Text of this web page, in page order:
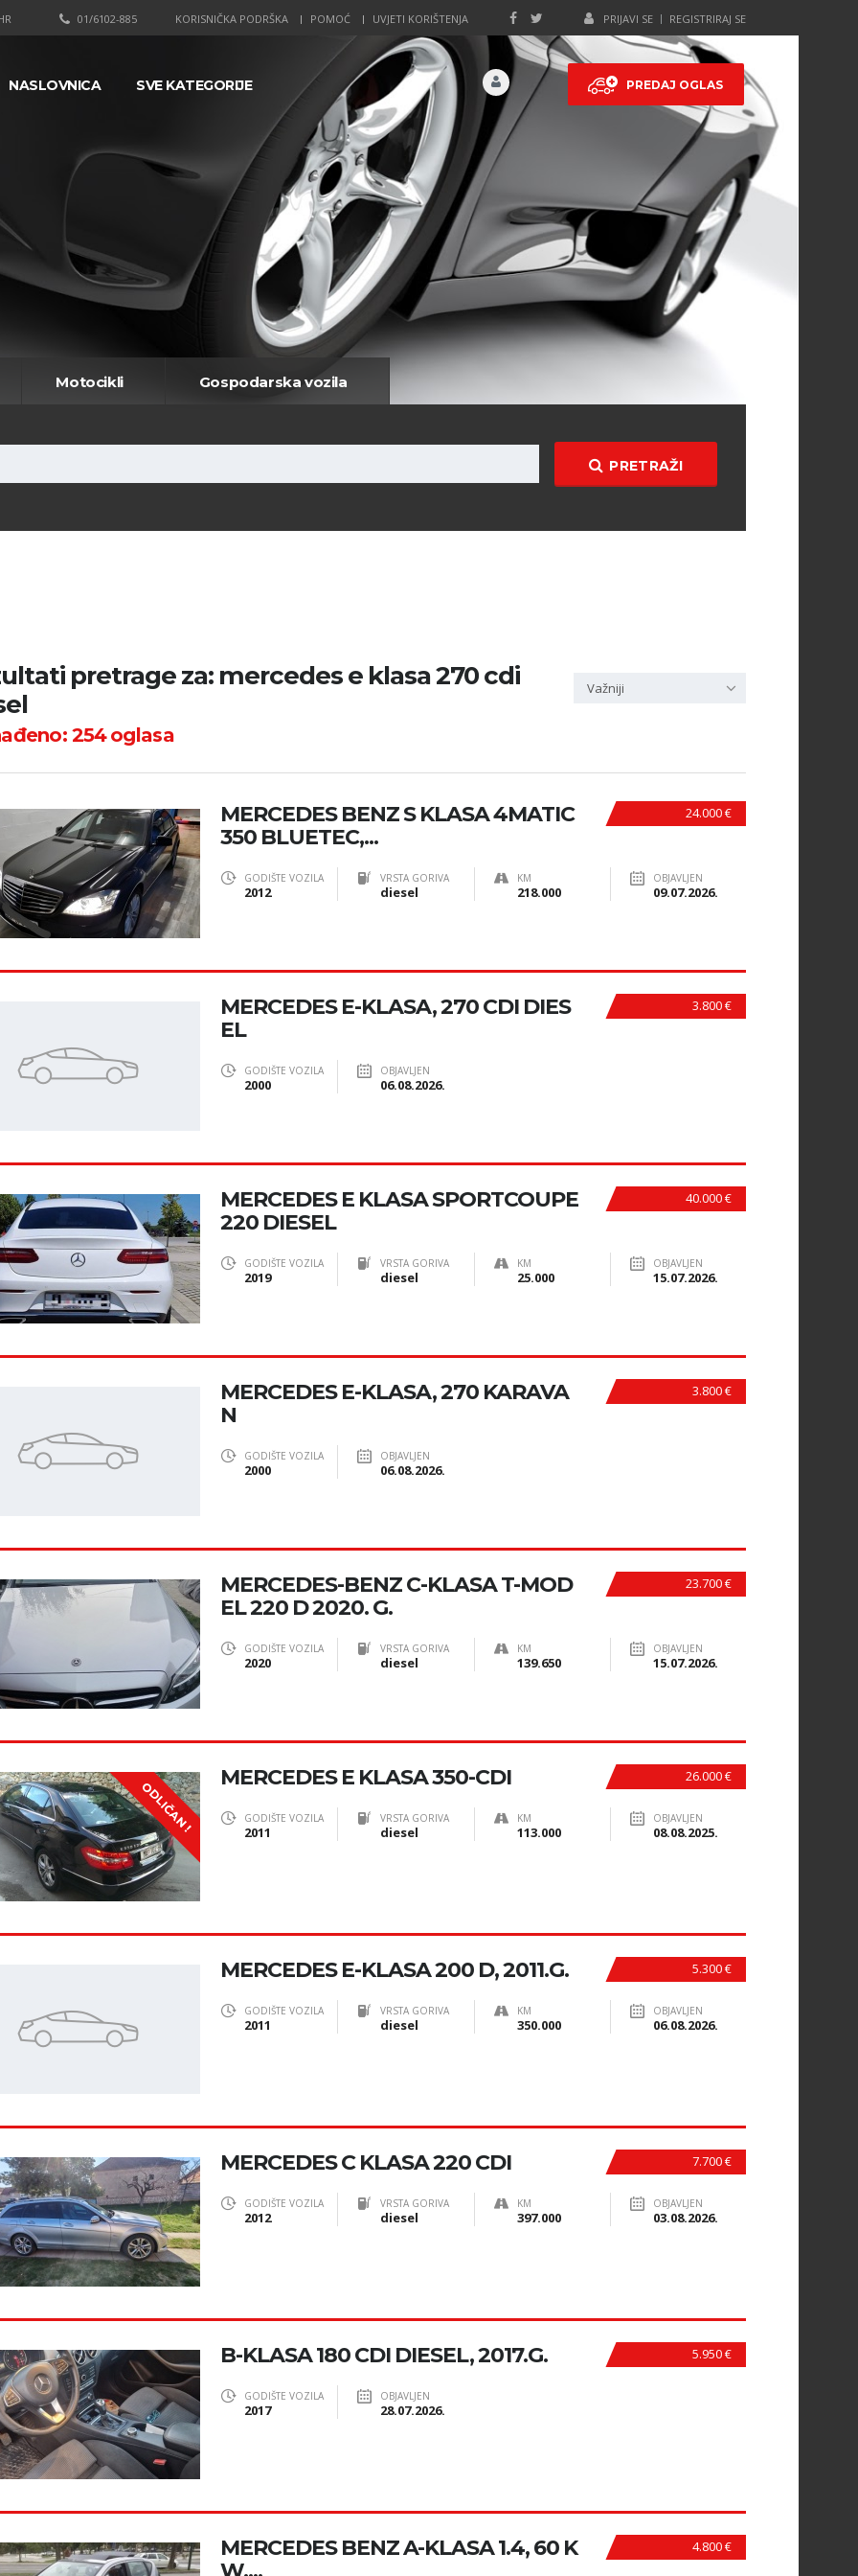
PRIJAVI SE REGISTRIRAJ SE
KORISNIČKA PODRŠKA POMOĆ UVJETI KORIŠTENJA
01/6102-885
PREDAJ OGLAS
NASLOVNICA SVE KATEGORIJE
Motocikli Gospodarska vozila
PRETRAŽI
pretrage za: mercedes e klasa 270 cdi
254oglasa
Važniji
24.000 €
MERCEDES BENZ S KLASA 4MATIC
350 BLUETEC,...
GODIŠTE VOZILA
2012
VRSTA GORIVA
diesel
KM
218.000
OBJAVLJEN
09.07.2026.
3.800 €
MERCEDES E-KLASA, 270 CDI DIES
EL
GODIŠTE VOZILA
2000
OBJAVLJEN
06.08.2026.
40.000 €
MERCEDES E KLASA SPORTCOUPE
220 DIESEL
GODIŠTE VOZILA
2019
VRSTA GORIVA
diesel
KM
25.000
OBJAVLJEN
15.07.2026.
3.800 €
MERCEDES E-KLASA, 270 KARAVA
N
GODIŠTE VOZILA
2000
OBJAVLJEN
06.08.2026.
23.700 €
MERCEDES-BENZ C-KLASA T-MOD
EL 220 D 2020. G.
GODIŠTE VOZILA
2020
VRSTA GORIVA
diesel
KM
139.650
OBJAVLJEN
15.07.2026.
ODLIČAN !
26.000 €
MERCEDES E KLASA 350-CDI
GODIŠTE VOZILA
2011
VRSTA GORIVA
diesel
KM
113.000
OBJAVLJEN
08.08.2025.
5.300 €
MERCEDES E-KLASA 200 D, 2011.G.
GODIŠTE VOZILA
2011
VRSTA GORIVA
diesel
KM
350.000
OBJAVLJEN
06.08.2026.
7.700 €
MERCEDES C KLASA 220 CDI
GODIŠTE VOZILA
2012
VRSTA GORIVA
diesel
KM
397.000
OBJAVLJEN
03.08.2026.
5.950 €
B-KLASA 180 CDI DIESEL, 2017.G.
GODIŠTE VOZILA
2017
OBJAVLJEN
28.07.2026.
4.800 €
MERCEDES BENZ A-KLASA 1.4, 60 K
W,...